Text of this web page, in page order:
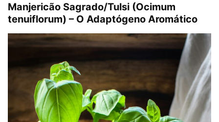
Manjericão Sagrado/Tulsi (Ocimum
tenuiflorum) – O Adaptógeno Aromático